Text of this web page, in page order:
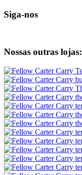
Siga-nos
Nossas outras lojas: